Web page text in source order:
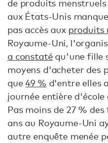
de produits
aux États-Unis
pas accès aux produits
Royaume-Uni,
a constatéqu'une fille
moyens d'acheter des
que49 % d'entre elles
journée entière d'école
Pas moins de 27 %
ans au Royaume-Uni
autre enquête menée